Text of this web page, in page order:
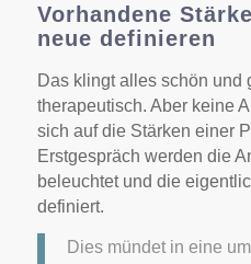
Vorhandene
neue definieren
Das klingt alles schön und
therapeutisch. Aber keine
sich auf die Stärken einer
Erstgespräch werden die
beleuchtet und die
definiert.
Dies mündet in eine